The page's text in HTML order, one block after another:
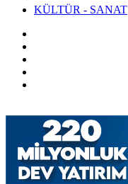
KÜLTÜR - SANAT